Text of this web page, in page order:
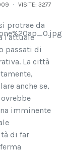
VISITE: 3277
protrae da
l'attuale
passati di
La città
anche se,
imminente
di far